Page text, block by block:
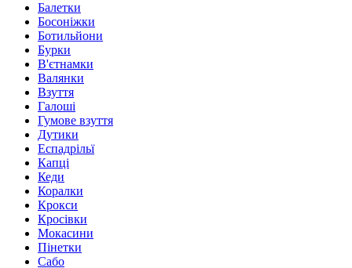
Балетки
Босоніжки
Ботильйони
Бурки
В'єтнамки
Валянки
Взуття
Галоші
Гумове взуття
Дутики
Еспадрільї
Капці
Кеди
Коралки
Крокси
Кросівки
Мокасини
Пінетки
Сабо